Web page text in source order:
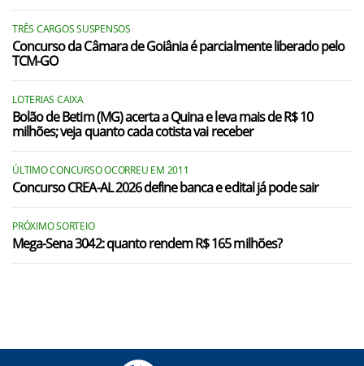
TRÊS CARGOS SUSPENSOS
Concurso da Câmara de Goiânia é parcialmente liberado pelo
TCM-GO
LOTERIAS CAIXA
Bolão de Betim (MG) acerta a Quina e leva mais de R$ 10
milhões; veja quanto cada cotista vai receber
ÚLTIMO CONCURSO OCORREU EM 2011
Concurso CREA-AL 2026 define banca e edital já pode sair
PRÓXIMO SORTEIO
Mega-Sena 3042: quanto rendem R$ 165 milhões?